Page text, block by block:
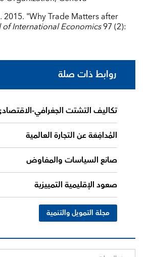
2015. "Why Trade Matters after
International Economics97 (2):
روابط ذات صلة
تكاليف التشتت الجغرافي-
المُدافِعَة عن التجارة العالمية
صانع السياسات والمفاوض
صعود الإقليمية التمييزية
مجلة التمويل والتنمية